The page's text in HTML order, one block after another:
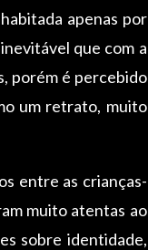
apenas por
que com a
porém é percebido
um retrato, muito
entre as crianças-
muito atentas ao
sobre identidade,